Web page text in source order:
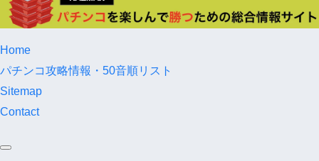
Home
パチンコ攻略情報・50音順リスト
Sitemap
Contact